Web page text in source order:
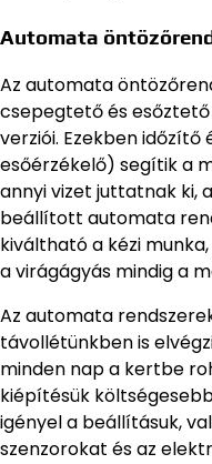
Automata
Az automata
csepegtető és
verziói. Ezekben időzítő
esőérzékelő) segítik a
annyi vizet juttatnak ki,
beállított automata
kiváltható a kézi
a virágágyás mindig a
Az automata
távollétünkben is
minden nap a kertbe
kiépítésük
igényel a beállításuk,
szenzorokat és az